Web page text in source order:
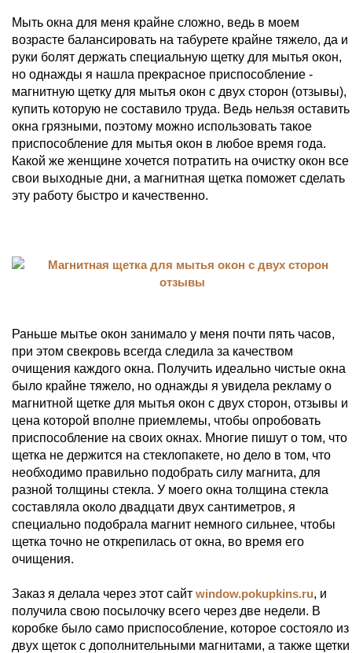
Мыть окна для меня крайне сложно, ведь в моем
возрасте балансировать на табурете крайне тяжело, да и
руки болят держать специальную щетку для мытья окон,
но однажды я нашла прекрасное приспособление -
магнитную щетку для мытья окон с двух сторон (отзывы),
купить которую не составило труда. Ведь нельзя оставить
окна грязными, поэтому можно использовать такое
приспособление для мытья окон в любое время года.
Какой же женщине хочется потратить на очистку окон все
свои выходные дни, а магнитная щетка поможет сделать
эту работу быстро и качественно.
Раньше мытье окон занимало у меня почти пять часов,
при этом свекровь всегда следила за качеством
очищения каждого окна. Получить идеально чистые окна
было крайне тяжело, но однажды я увидела рекламу о
магнитной щетке для мытья окон с двух сторон, отзывы и
цена которой вполне приемлемы, чтобы опробовать
приспособление на своих окнах. Многие пишут о том, что
щетка не держится на стеклопакете, но дело в том, что
необходимо правильно подобрать силу магнита, для
разной толщины стекла. У моего окна толщина стекла
составляла около двадцати двух сантиметров, я
специально подобрала магнит немного сильнее, чтобы
щетка точно не открепилась от окна, во время его
очищения.
Заказ я делала через этот сайт window.pokupkins.ru, и
получила свою посылочку всего через две недели. В
коробке было само приспособление, которое состояло из
двух щеток с дополнительными магнитами, а также щетки